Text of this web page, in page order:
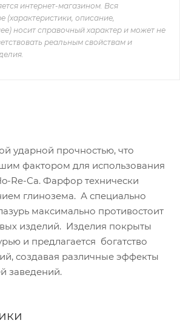
интернет-магазином. Вся
(характеристики, описание,
носит справочный характер и может не
реальным свойствам и
ударной прочностью, что
фактором для использования
Re-Ca. Фарфор технически
глинозема. А специально
максимально противостоит
изделий. Изделия покрыты
и предлагается богатство
создавая различные эффекты
заведений.